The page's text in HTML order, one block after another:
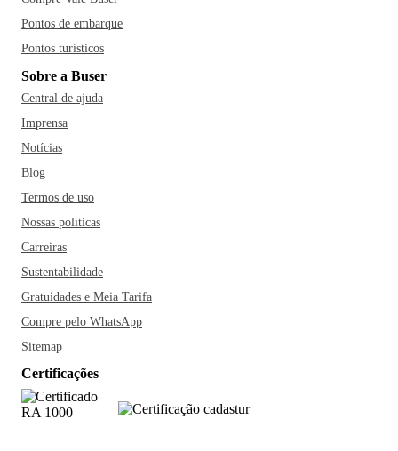
Pontos de embarque
Pontos turísticos
Sobre a Buser
Central de ajuda
Imprensa
Notícias
Blog
Termos de uso
Nossas políticas
Carreiras
Sustentabilidade
Gratuidades e Meia Tarifa
Compre pelo WhatsApp
Sitemap
Certificações